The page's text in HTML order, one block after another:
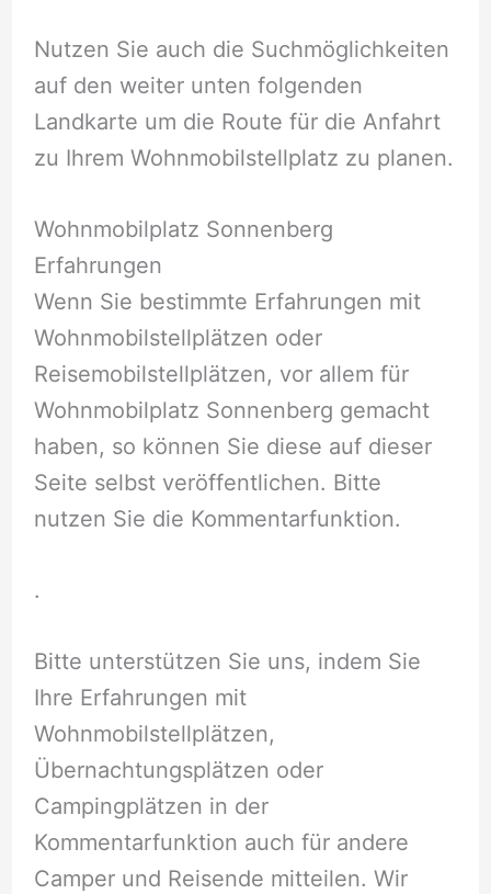
Nutzen Sie auch die Suchmöglichkeiten
auf den weiter unten folgenden
Landkarte um die Route für die Anfahrt
zu Ihrem Wohnmobilstellplatz zu planen.
Wohnmobilplatz Sonnenberg
Erfahrungen
Wenn Sie bestimmte Erfahrungen mit
Wohnmobilstellplätzen oder
Reisemobilstellplätzen, vor allem für
Wohnmobilplatz Sonnenberg gemacht
haben, so können Sie diese auf dieser
Seite selbst veröffentlichen. Bitte
nutzen Sie die Kommentarfunktion.
.
Bitte unterstützen Sie uns, indem Sie
Ihre Erfahrungen mit
Wohnmobilstellplätzen,
Übernachtungsplätzen oder
Campingplätzen in der
Kommentarfunktion auch für andere
Camper und Reisende mitteilen. Wir